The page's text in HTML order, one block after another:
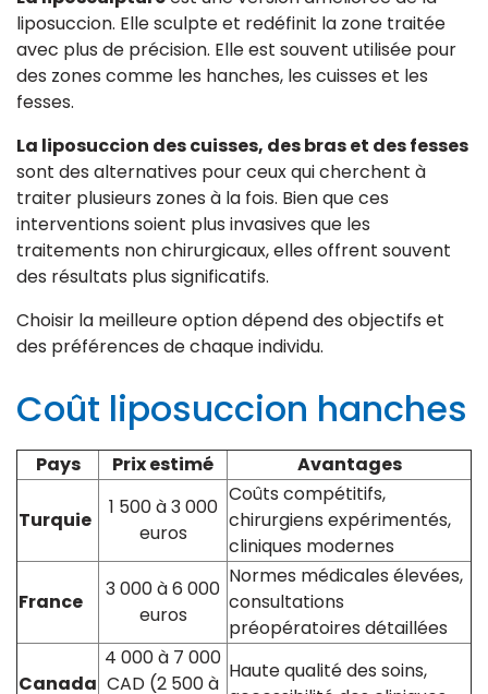
liposuccion. Elle sculpte et redéfinit la zone traitée
avec plus de précision. Elle est souvent utilisée pour
des zones comme les hanches, les cuisses et les
fesses.
La liposuccion des cuisses, des bras et des fesses
sont des alternatives pour ceux qui cherchent à
traiter plusieurs zones à la fois. Bien que ces
interventions soient plus invasives que les
traitements non chirurgicaux, elles offrent souvent
des résultats plus significatifs.
Choisir la meilleure option dépend des objectifs et
des préférences de chaque individu.
Coût liposuccion hanches
Pays Prix estimé Avantages
Turquie
1 500 à 3 000
euros
Coûts compétitifs,
chirurgiens expérimentés,
cliniques modernes
France
3 000 à 6 000
euros
Normes médicales élevées,
consultations
préopératoires détaillées
Canada
4 000 à 7 000
CAD (2 500 à
Haute qualité des soins,